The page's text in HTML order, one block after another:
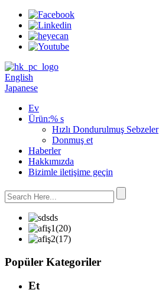
English
Japanese
Ev
Ürün:% s
Hızlı Dondurulmuş Sebzeler
Donmuş et
Haberler
Hakkımızda
Bizimle iletişime geçin
Popüler Kategoriler
Et